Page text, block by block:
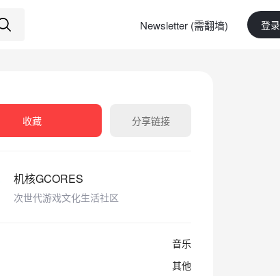
Newsletter (需翻墙) 登
收藏 分享链接
机核GCORES
次世代游戏文化生活社区
音乐
其他